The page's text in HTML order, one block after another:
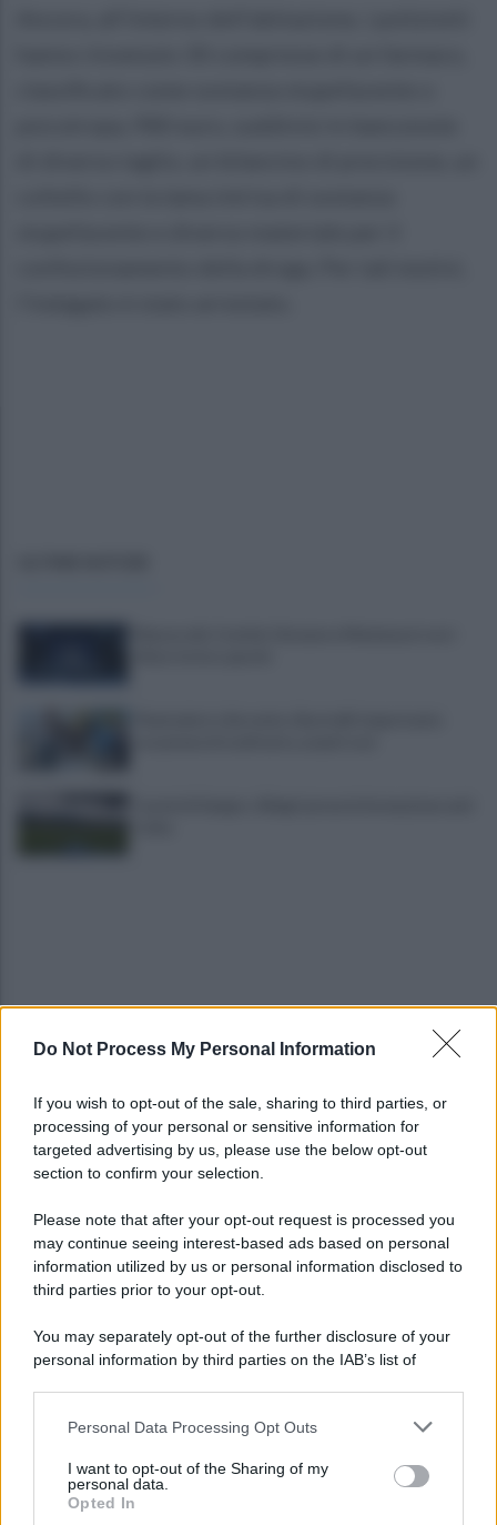
Do Not Process My Personal Information
If you wish to opt-out of the sale, sharing to third parties, or
processing of your personal or sensitive information for
targeted advertising by us, please use the below opt-out
section to confirm your selection.
Please note that after your opt-out request is processed you
may continue seeing interest-based ads based on personal
information utilized by us or personal information disclosed to
third parties prior to your opt-out.
You may separately opt-out of the further disclosure of your
personal information by third parties on the IAB’s list of
This information may also be disclosed by us to third parties
disclose it to other third parties.
Please note that this website/app uses one or more Google
Personal Data Processing Opt Outs
I want to opt-out of the Sharing of my
personal data.
Opted In
Gabriel Jesus al Napoli? Pista concreta: le ultime
Napoli, Meret o Savic? Spunta un nuovo nome per
la porta azzurra!